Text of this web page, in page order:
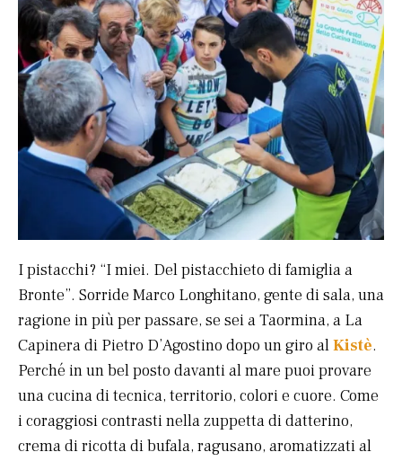
I pistacchi? “I miei. Del pistacchieto di famiglia a
Bronte”. Sorride Marco Longhitano, gente di sala, una
ragione in più per passare, se sei a Taormina, a La
Capinera di Pietro D’Agostino dopo un giro alKistè.
Perché in un bel posto davanti al mare puoi provare
una cucina di tecnica, territorio, colori e cuore. Come
i coraggiosi contrasti nella zuppetta di datterino,
crema di ricotta di bufala, ragusano, aromatizzati al